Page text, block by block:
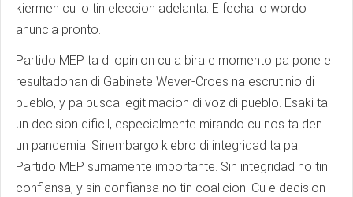
kiermen cu lo tin eleccion adelanta. E fecha lo wordo
anuncia pronto.
Partido MEP ta di opinion cu a bira e momento pa pone e
resultadonan di Gabinete Wever-Croes na escrutinio di
pueblo, y pa busca legitimacion di voz di pueblo. Esaki ta
un decision dificil, especialmente mirando cu nos ta den
un pandemia. Sinembargo kiebro di integridad ta pa
Partido MEP sumamente importante. Sin integridad no tin
confiansa, y sin confiansa no tin coalicion. Cu e decision